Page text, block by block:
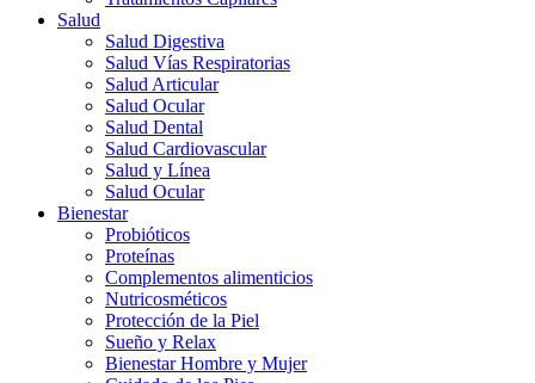
Salud
Salud Digestiva
Salud Vías Respiratorias
Salud Articular
Salud Ocular
Salud Dental
Salud Cardiovascular
Salud y Línea
Salud Ocular
Bienestar
Probióticos
Proteínas
Complementos alimenticios
Nutricosméticos
Protección de la Piel
Sueño y Relax
Bienestar Hombre y Mujer